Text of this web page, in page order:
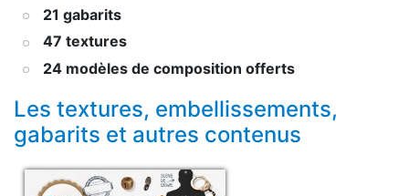
21 gabarits
47 textures
24 modèles de composition offerts
Les textures, embellissements,
gabarits et autres contenus